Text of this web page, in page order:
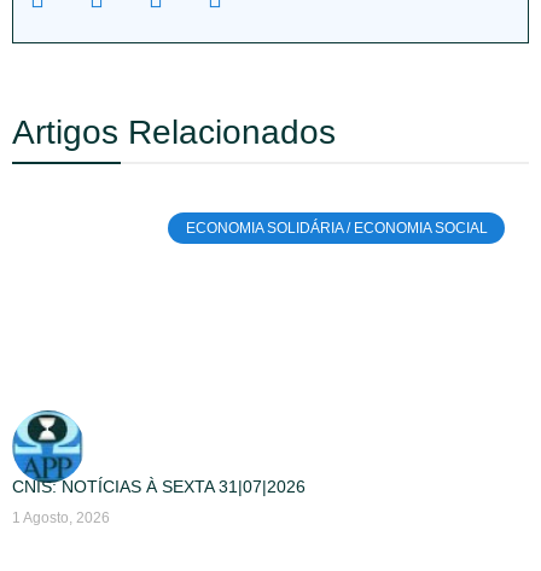
Artigos Relacionados
ECONOMIA SOLIDÁRIA / ECONOMIA SOCIAL
CNIS: NOTÍCIAS À SEXTA 31|07|2026
1 Agosto, 2026